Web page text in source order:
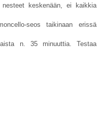
keskenään, ei kaikkia
seos taikinaan erissä
n. 35 minuuttia. Testaa